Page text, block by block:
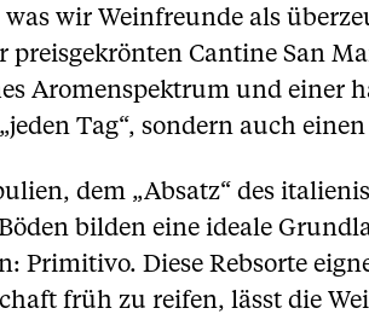
wir Weinfreunde als
preisgekrönten Cantine San
Aromenspektrum und einer
Tag“, sondern auch
dem „Absatz“ des
bilden eine ideale
Primitivo. Diese Rebsorte
früh zu reifen, lässt die